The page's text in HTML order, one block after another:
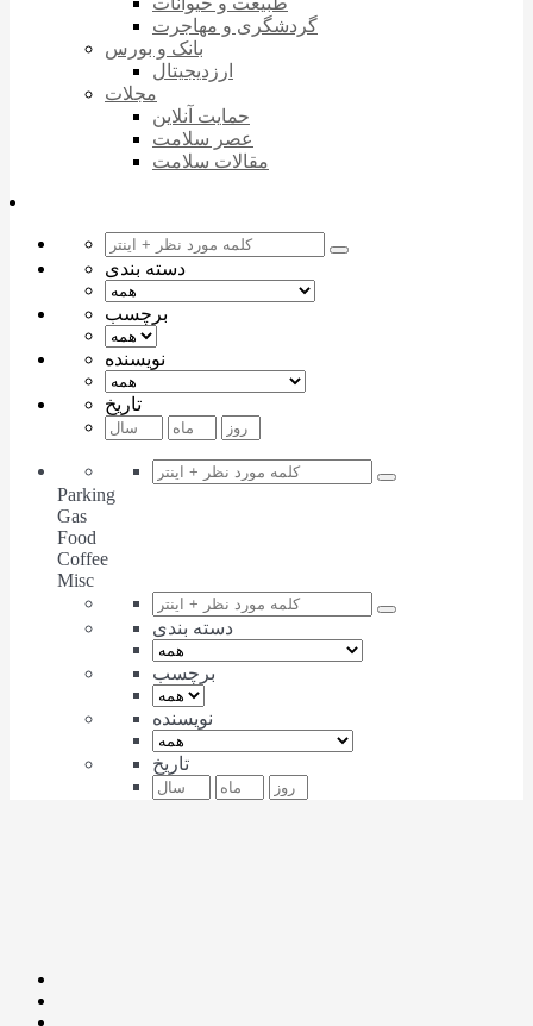
گردشگری و مهاجرت
بانک و بورس
ارزدیجیتال
مجلات
حمایت آنلاین
عصر سلامت
مقالات سلامت
دسته بندی
برچسب
نویسنده
تاریخ
Parking
Gas
Food
Coffee
Misc
دسته بندی
برچسب
نویسنده
تاریخ